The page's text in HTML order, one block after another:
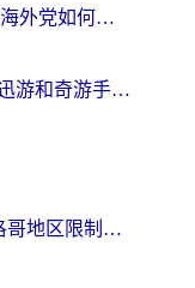
ChickCN和GoLink好用吗？海外党如何选对回国加速器
海外玩国内手游卡成PPT？迅游和奇游手游哪个好？一篇讲透回国加速器怎么选
在国外看世界杯法国VS摩洛哥地区限制？这篇指南让你流畅看中文解说无压力